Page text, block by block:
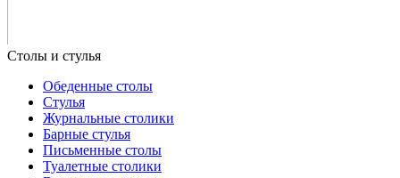
Обеденные столы
Стулья
Журнальные столики
Барные стулья
Письменные столы
Туалетные столики